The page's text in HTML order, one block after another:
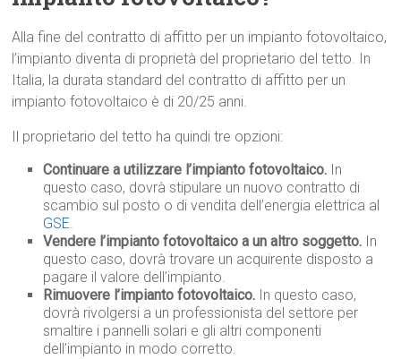
Alla fine del contratto di affitto per un impianto fotovoltaico,
l’impianto diventa di proprietà del proprietario del tetto. In
Italia, la durata standard del contratto di affitto per un
impianto fotovoltaico è di 20/25 anni.
Il proprietario del tetto ha quindi tre opzioni:
Continuare a utilizzare l’impianto fotovoltaico. In
questo caso, dovrà stipulare un nuovo contratto di
scambio sul posto o di vendita dell’energia elettrica al
GSE.
Vendere l’impianto fotovoltaico a un altro soggetto. In
questo caso, dovrà trovare un acquirente disposto a
pagare il valore dell’impianto.
Rimuovere l’impianto fotovoltaico. In questo caso,
dovrà rivolgersi a un professionista del settore per
smaltire i pannelli solari e gli altri componenti
dell’impianto in modo corretto.